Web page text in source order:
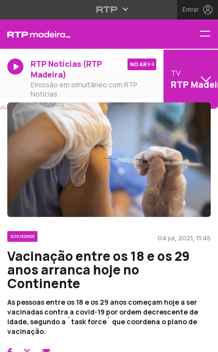
Entrar
RTP Notícias (RTP
Madeira)
Emissão em simultâneo com RTP
Notícias
NO AR
TV
RTP
SOCIEDADE 04 jul, 2021, 11:45
Vacinação entre os 18 e os 29
anos arranca hoje no
Continente
As pessoas entre os 18 e os 29 anos começam hoje a ser
vacinadas contra a covid-19 por ordem decrescente de
idade, segundo a `task force´ que coordena o plano de
vacinação.